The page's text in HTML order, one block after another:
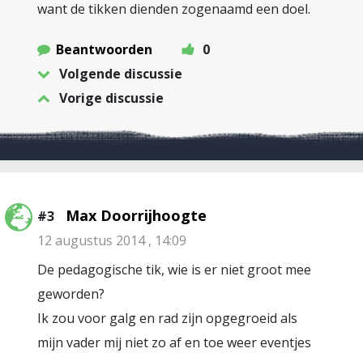
want de tikken dienden zogenaamd een doel.
Beantwoorden
0
Volgende discussie
Vorige discussie
#3 Max Doorrijhoogte
12 augustus 2014 , 14:09
De pedagogische tik, wie is er niet groot mee
geworden?
Ik zou voor galg en rad zijn opgegroeid als
mijn vader mij niet zo af en toe weer eventjes